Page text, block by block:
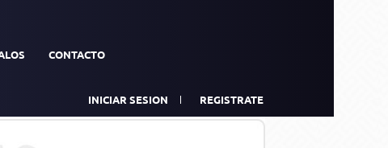
CONTACTO
INICIAR SESION REGISTRATE